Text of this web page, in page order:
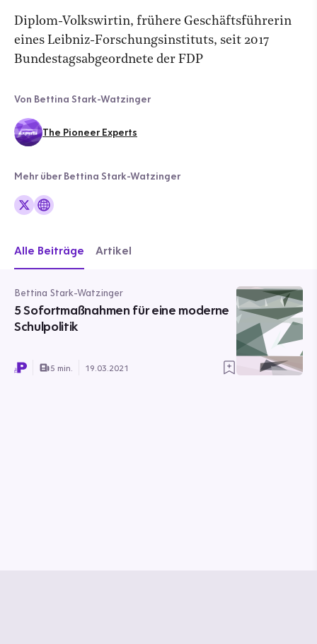
Diplom-Volkswirtin, frühere Geschäftsführerin
eines Leibniz-Forschungsinstituts, seit 2017
Bundestagsabgeordnete der FDP
Von Bettina Stark-Watzinger
The Pioneer Experts
Mehr über Bettina Stark-Watzinger
Alle Beiträge Artikel
Bettina Stark-Watzinger
5 Sofortmaßnahmen für eine moderne
Schulpolitik
5 min. 19.03.2021